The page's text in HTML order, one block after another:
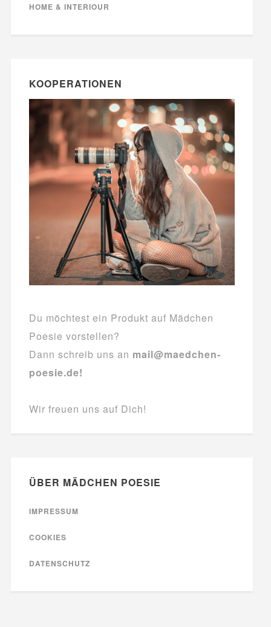
HOME & INTERIOUR
KOOPERATIONEN
Du möchtest ein Produkt auf Mädchen
Poesie vorstellen?
Dann schreib uns an mail@maedchen-
poesie.de!
Wir freuen uns auf Dich!
ÜBER MÄDCHEN POESIE
IMPRESSUM
COOKIES
DATENSCHUTZ